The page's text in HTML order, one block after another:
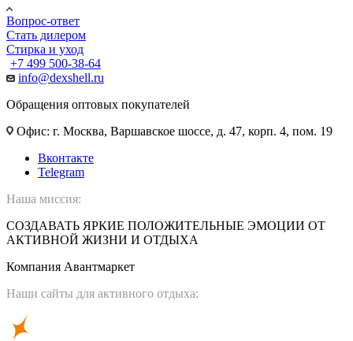
Вопрос-ответ
Стать дилером
Стирка и уход
+7 499 500-38-64
info@dexshell.ru
Обращения оптовых покупателей
Офис: г. Москва, Варшавское шоссе, д. 47, корп. 4, пом. 19
Вконтакте
Telegram
Наша миссия:
СОЗДАВАТЬ ЯРКИЕ ПОЛОЖИТЕЛЬНЫЕ ЭМОЦИИ ОТ
АКТИВНОЙ ЖИЗНИ И ОТДЫХА
Компания Авантмаркет
Наши сайты для активного отдыха: